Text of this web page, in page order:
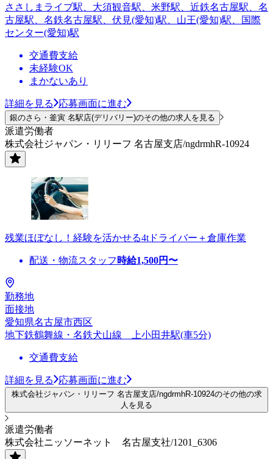
ささしまライブ駅、大須観音駅、米野駅、近鉄名古屋駅、名
古屋駅、名鉄名古屋駅、伏見(愛知)駅、山王(愛知)駅、国際
センター(愛知)駅
交通費支給
未経験OK
まかないあり
詳細を見る 応募画面に進む
銀のさら・釜寅 名駅店(デリバリー)のその他の求人を見る
派遣労働者
株式会社ジャパン・リリーフ 名古屋支店/ngdrmhR-10924
残業ほぼなし！経験を活かせる4tドライバー＋倉庫作業
配送・物流スタッフ 時給1,500円〜
勤務地
面接地
愛知県名古屋市西区
地下鉄鶴舞線・名鉄犬山線 上小田井駅(車5分)
交通費支給
詳細を見る 応募画面に進む
株式会社ジャパン・リリーフ 名古屋支店/ngdrmhR-10924のその他の求
人を見る
派遣労働者
株式会社ニッソーネット 名古屋支社/1201_6306